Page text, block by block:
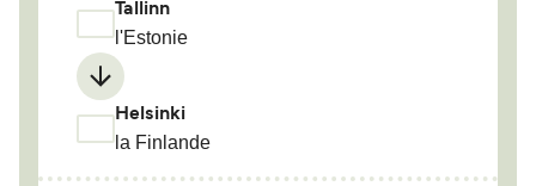
Tallinn
l'Estonie
Helsinki
la Finlande